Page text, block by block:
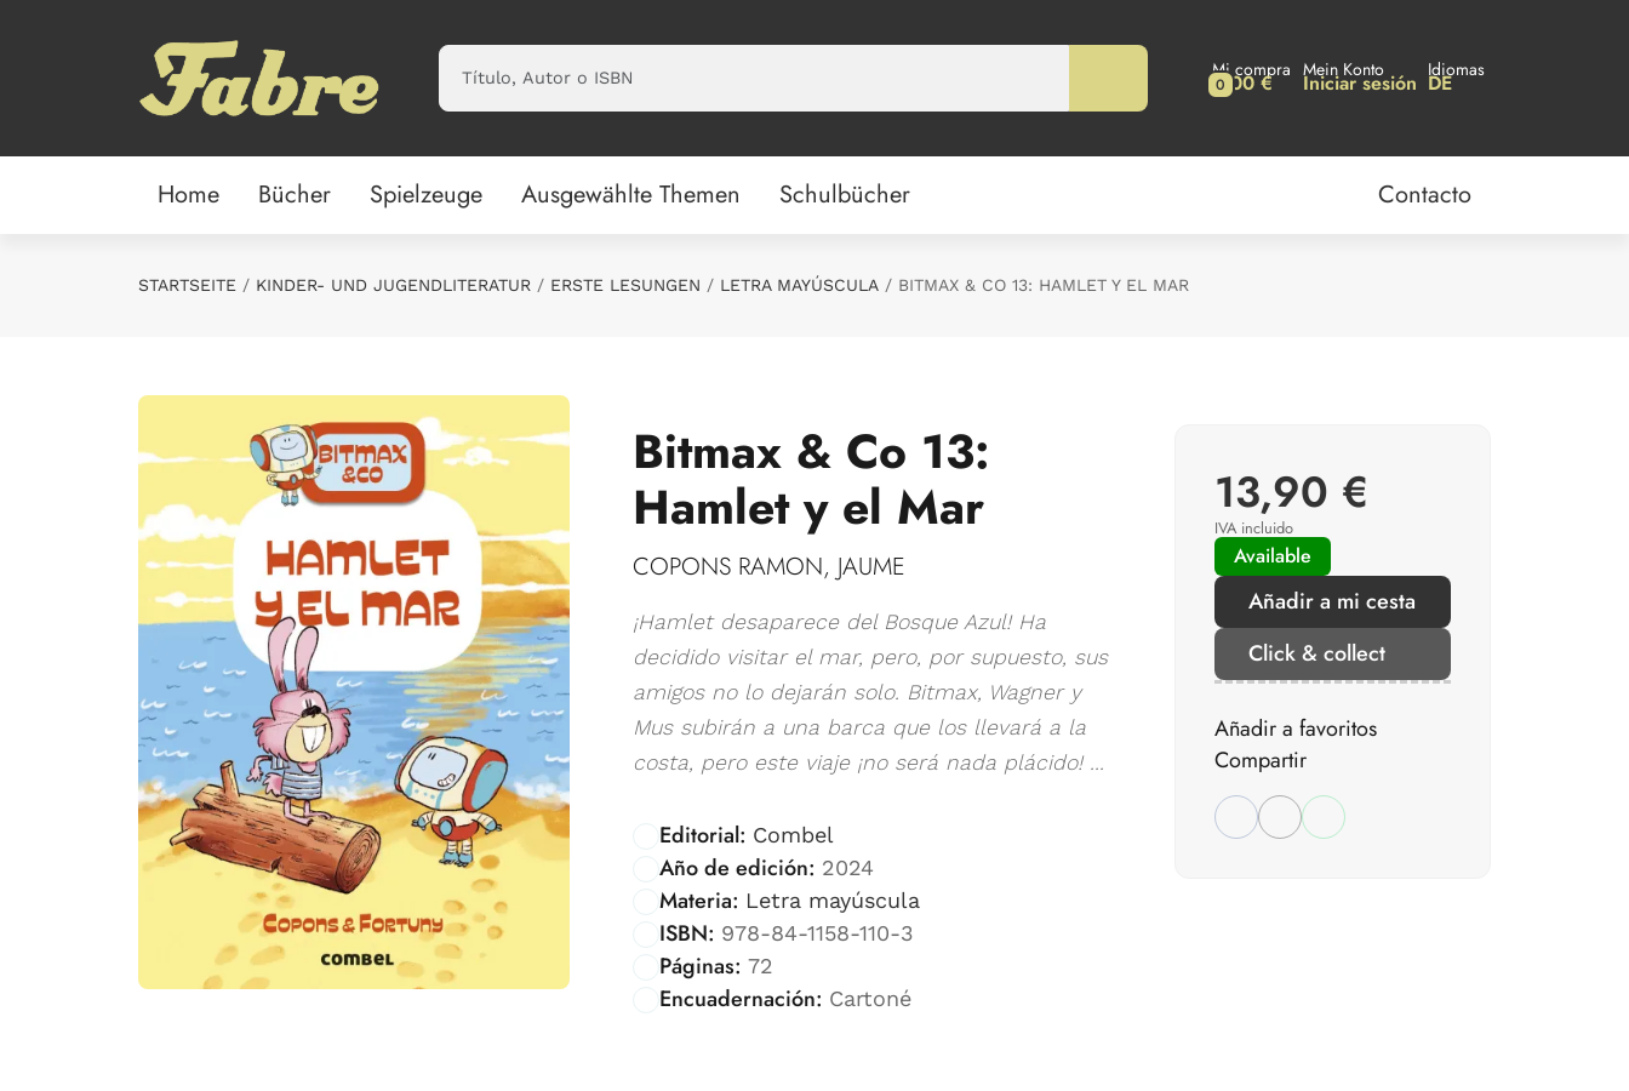
0
Mi compra
0,00 € Mein Konto
Iniciar sesión Idiomas
DE
Home Bücher Spielzeuge Ausgewählte Themen Schulbücher Contacto
STARTSEITE KINDER- UND JUGENDLITERATUR ERSTE LESUNGEN LETRA MAYÚSCULA BITMAX & CO 13: HAMLET Y EL MAR
Bitmax & Co 13:
Hamlet y el Mar
COPONS RAMON, JAUME
¡Hamlet desaparece del Bosque Azul! Ha
decidido visitar el mar, pero, por supuesto, sus
amigos no lo dejarán solo. Bitmax, Wagner y
Mus subirán a una barca que los llevará a la
costa, pero este viaje ¡no será nada plácido! ...
Editorial: Combel
Año de edición: 2024
Materia: Letra mayúscula
ISBN: 978-84-1158-110-3
Páginas: 72
Encuadernación: Cartoné
13,90 €
IVA incluido
Available
Añadir a mi cesta
Click & collect
Añadir a favoritos
Compartir